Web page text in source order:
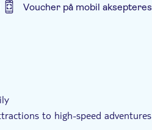
Voucher på mobil aksepteres
to high-speed adventures